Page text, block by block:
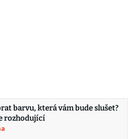
barvu, která vám bude slušet?
rozhodující